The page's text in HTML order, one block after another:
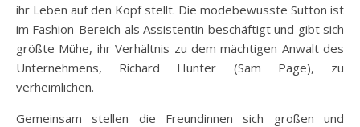
ihr Leben auf den Kopf stellt. Die modebewusste Sutton ist
im Fashion-Bereich als Assistentin beschäftigt und gibt sich
größte Mühe, ihr Verhältnis zu dem mächtigen Anwalt des
Unternehmens, Richard Hunter (Sam Page), zu
verheimlichen.
Gemeinsam stellen die Freundinnen sich großen und